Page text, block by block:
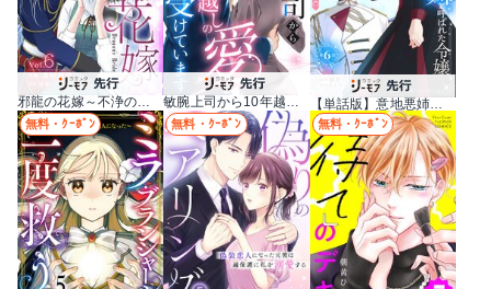
邪龍の花嫁～不浄の令嬢は呪われた皇子に溺愛される～ 敏腕上司から10年越しの愛を受けています
無料・ｸｰﾎﾟﾝ 無料・ｸｰﾎﾟﾝ 無料・ｸｰﾎﾟﾝ